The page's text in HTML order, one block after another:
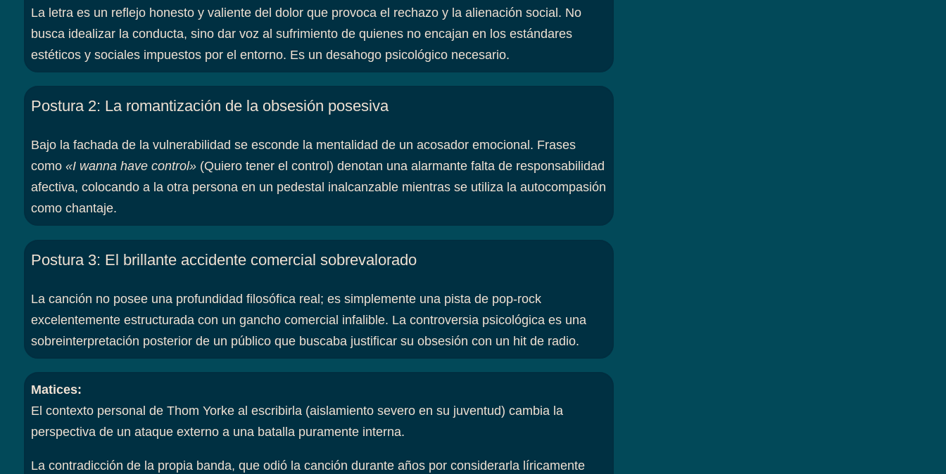
La letra es un reflejo honesto y valiente del dolor que provoca el rechazo y la alienación social. No
busca idealizar la conducta, sino dar voz al sufrimiento de quienes no encajan en los estándares
estéticos y sociales impuestos por el entorno. Es un desahogo psicológico necesario.
Postura 2: La romantización de la obsesión posesiva
Bajo la fachada de la vulnerabilidad se esconde la mentalidad de un acosador emocional. Frases
como «I wanna have control»(Quiero tener el control) denotan una alarmante falta de responsabilidad
afectiva, colocando a la otra persona en un pedestal inalcanzable mientras se utiliza la autocompasión
como chantaje.
Postura 3: El brillante accidente comercial sobrevalorado
La canción no posee una profundidad filosófica real; es simplemente una pista de pop-rock
excelentemente estructurada con un gancho comercial infalible. La controversia psicológica es una
sobreinterpretación posterior de un público que buscaba justificar su obsesión con un hit de radio.
Matices:
El contexto personal de Thom Yorke al escribirla (aislamiento severo en su juventud) cambia la
perspectiva de un ataque externo a una batalla puramente interna.
La contradicción de la propia banda, que odió la canción durante años por considerarla líricamente